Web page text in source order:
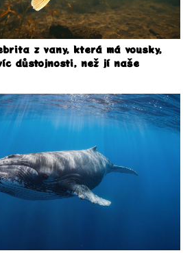
z vany, která má vousky,
důstojnosti, než jí naše